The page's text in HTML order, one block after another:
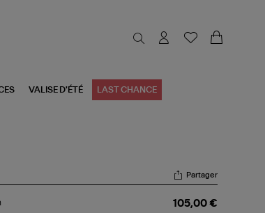
VALISE D'ÉTÉ LAST CHANCE
Partager
105,00 €